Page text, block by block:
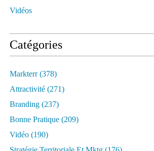
Vidéos
Catégories
Markterr(378)
Attractivité (271)
Branding (237)
Bonne Pratique (209)
Vidéo (190)